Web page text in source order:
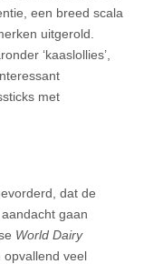
een breed scala
uitgerold.
‘kaaslollies’,
met
dat de
gaan
World Dairy
opvallend veel